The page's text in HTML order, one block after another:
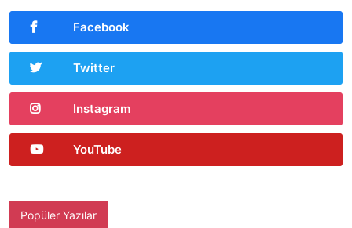
Facebook
Twitter
Instagram
YouTube
Popüler Yazılar